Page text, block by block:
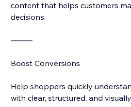
content that helps customers
decisions.
⸻
Boost Conversions
Help shoppers quickly
with clear, structured, and